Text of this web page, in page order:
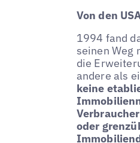
Von den
1994 fand
seinen Weg
die
andere als
keine
oder